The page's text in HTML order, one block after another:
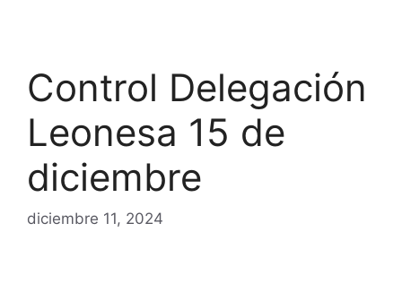
Control Delegación
Leonesa 15 de
diciembre
diciembre 11, 2024